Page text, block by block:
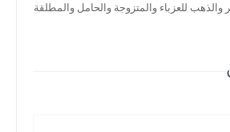
والذهب للعزباء والمتزوجة والحامل والمطلقة